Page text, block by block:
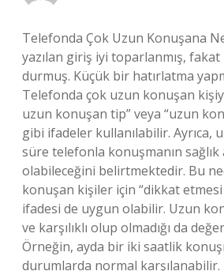
Telefonda Çok Uzun Konuşana
yazılan giriş iyi toparlanmış,
durmuş. Küçük bir hatırlatma
Telefonda çok uzun konuşan
uzun konuşan tip” veya “uzun
gibi ifadeler kullanılabilir. Ayrıca,
süre telefonla konuşmanın sağlık
olabileceğini belirtmektedir. Bu
konuşan kişiler için “dikkat
ifadesi de uygun olabilir. Uzun
ve karşılıklı olup olmadığı da
Örneğin, ayda bir iki saatlik
durumlarda normal karşılanabilir.